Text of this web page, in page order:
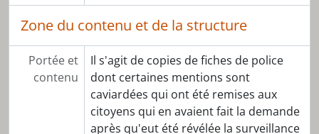
[Dossier] D028 - Helen Meyer-Fuhrer
[Dossier] D030 - Léo Dubal Mouvement démocratique des étudiants
[Dossier] D031 - Albert Bouchard
[Dossier] D032 - Travail / chômage
[Dossier] D034 - Walter Stürm
[Dossier] D035 - Collection de tracts et textes
Zone du contenu et de la structure
Portée et
contenu
Il s'agit de copies de fiches de police
dont certaines mentions sont
caviardées qui ont été remises aux
citoyens qui en avaient fait la demande
après qu'eut été révélée la surveillance